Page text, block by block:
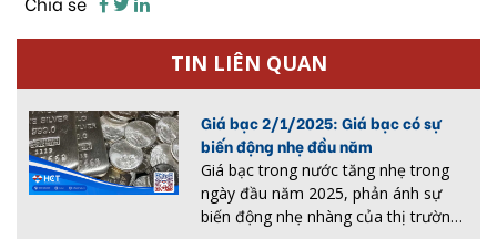
TIN LIÊN QUAN
Giá bạc 2/1/2025: Giá bạc có sự
biến động nhẹ đầu năm
Giá bạc trong nước tăng nhẹ trong
ngày đầu năm 2025, phản ánh sự
biến động nhẹ nhàng của thị trường